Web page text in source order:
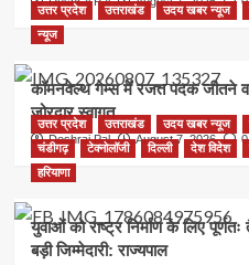
उत्तर प्रदेश उत्तराखंड उदय खबर न्यूज
न्यूज
कॉमनवेल्थ गेम्स में रजत पदक जीतने
जोरदार स्वागत
Deshraj Pal August 7, 2026 0
उत्तर प्रदेश उत्तराखंड उदय खबर न्यूज
चंडीगढ़
टेक्नोलॉजी दिल्ली देश विदेश
हरियाणा
युवाओं को राष्ट्र निर्माण के लिए
बड़ी जिम्मेदारी: राज्यपाल